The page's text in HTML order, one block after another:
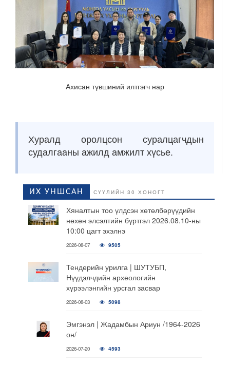
Ахисан түвшиний илтгэгч нар
Хуралд оролцсон суралцагчдын
судалгааны ажилд амжилт хүсье.
ИХ УНШСАН СҮҮЛИЙН 30 ХОНОГТ
Хяналтын тоо үлдсэн хөтөлбөрүүдийн
нөхөн элсэлтийн бүртгэл 2026.08.10-ны
10:00 цагт эхэлнэ
2026-08-07 9505
Тендерийн урилга | ШУТУБП,
Нүүдэлчдийн археологийн
хүрээлэнгийн урсгал засвар
2026-08-03 5098
Эмгэнэл | Жадамбын Ариун /1964-2026
он/
2026-07-20 4593